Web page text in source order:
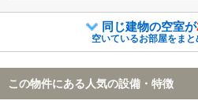
同じ建物の空室が
空いているお部屋をまと
この物件にある人気の設備・特徴